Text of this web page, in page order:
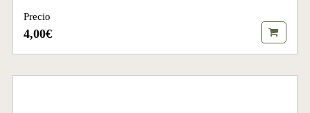
Precio
4,00€